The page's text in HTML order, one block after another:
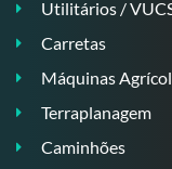
Utilitários /
Carretas
Máquinas
Terraplanagem
Caminhões